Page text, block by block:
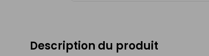
Description du produit